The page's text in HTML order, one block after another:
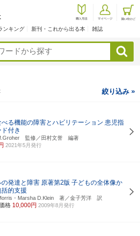
ンキング 新刊・これから出る本 雑誌
検索
絞り込み »
る機能の障害とハビリテーション 患児指
付き
監修／田村文誉 編著
2021年5月発行
発達と障害 原著第2版 子どもの全体像か
括的支援
・Marsha D.Klein 著／金子芳洋 訳
格 10,000円 2009年8月発行